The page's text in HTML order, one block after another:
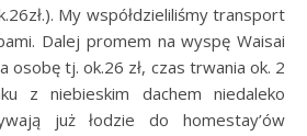
My współdzieliliśmy transport
Dalej promem na wyspę Waisai
osobę tj. ok.26 zł, czas trwania ok. 2
z niebieskim dachem niedaleko
już łodzie do homestay’ów